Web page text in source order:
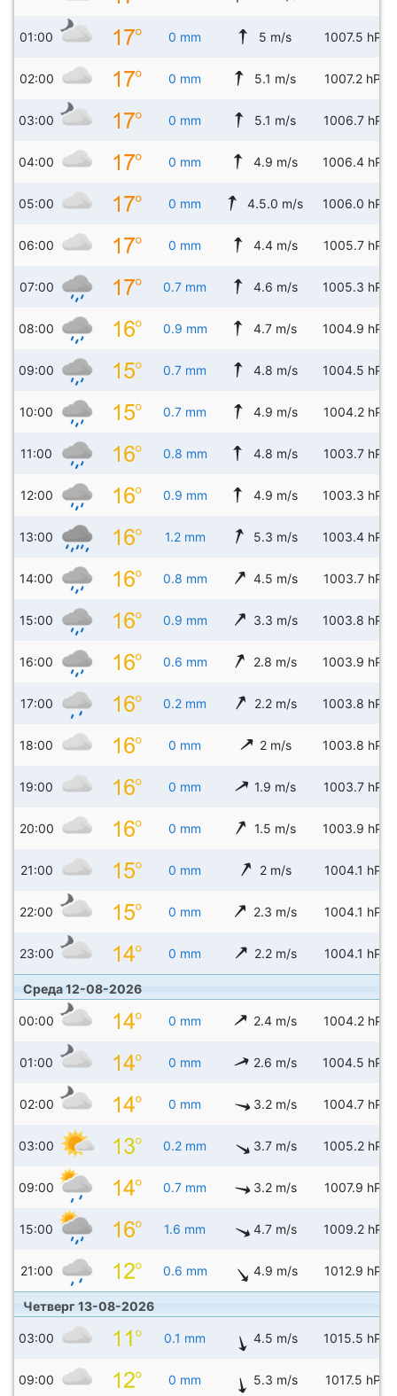
01:00 0 mm 5 m/s 1007.5 hPa
02:00 0 mm 5.1 m/s 1007.2 hPa
03:00 0 mm 5.1 m/s 1006.7 hPa
04:00 0 mm 4.9 m/s 1006.4 hPa
05:00 0 mm 4.5.0 m/s 1006.0 hPa
06:00 0 mm 4.4 m/s 1005.7 hPa
07:00 0.7 mm 4.6 m/s 1005.3 hPa
08:00 0.9 mm 4.7 m/s 1004.9 hPa
09:00 0.7 mm 4.8 m/s 1004.5 hPa
10:00 0.7 mm 4.9 m/s 1004.2 hPa
11:00 0.8 mm 4.8 m/s 1003.7 hPa
12:00 0.9 mm 4.9 m/s 1003.3 hPa
13:00 1.2 mm 5.3 m/s 1003.4 hPa
14:00 0.8 mm 4.5 m/s 1003.7 hPa
15:00 0.9 mm 3.3 m/s 1003.8 hPa
16:00 0.6 mm 2.8 m/s 1003.9 hPa
17:00 0.2 mm 2.2 m/s 1003.8 hPa
18:00 0 mm 2 m/s 1003.8 hPa
19:00 0 mm 1.9 m/s 1003.7 hPa
20:00 0 mm 1.5 m/s 1003.9 hPa
21:00 0 mm 2 m/s 1004.1 hPa
22:00 0 mm 2.3 m/s 1004.1 hPa
23:00 0 mm 2.2 m/s 1004.1 hPa
Среда 12-08-2026
00:00 0 mm 2.4 m/s 1004.2 hPa
01:00 0 mm 2.6 m/s 1004.5 hPa
02:00 0 mm 3.2 m/s 1004.7 hPa
03:00 0.2 mm 3.7 m/s 1005.2 hPa
09:00 0.7 mm 3.2 m/s 1007.9 hPa
15:00 1.6 mm 4.7 m/s 1009.2 hPa
21:00 0.6 mm 4.9 m/s 1012.9 hPa
Четверг 13-08-2026
03:00 0.1 mm 4.5 m/s 1015.5 hPa
09:00 0 mm 5.3 m/s 1017.5 hPa